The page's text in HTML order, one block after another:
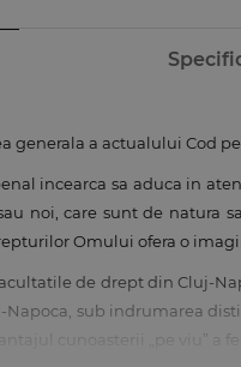
a actualului Cod
incearca sa aduca in
noi, care sunt de natura
Omului ofera o
de drept din Cluj-
sub indrumarea
cunoasterii „pe viu” a